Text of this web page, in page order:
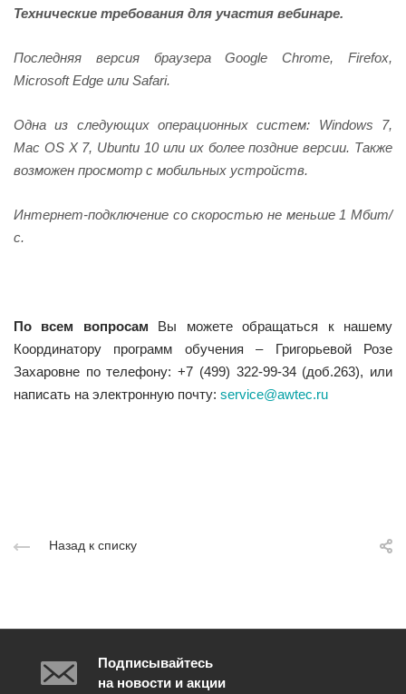
Технические требования для участия вебинаре.
Последняя версия браузера Google Chrome, Firefox,
Microsoft Edge или Safari.
Одна из следующих операционных систем: Windows 7,
Mac OS X 7, Ubuntu 10 или их более поздние версии. Также
возможен просмотр с мобильных устройств.
Интернет-подключение со скоростью не меньше 1 Мбит/
с.
По всем вопросам Вы можете обращаться к нашему
Координатору программ обучения – Григорьевой Розе
Захаровне по телефону: +7 (499) 322-99-34 (доб.263), или
написать на электронную почту: service@awtec.ru
Назад к списку
Подписывайтесь
на новости и акции